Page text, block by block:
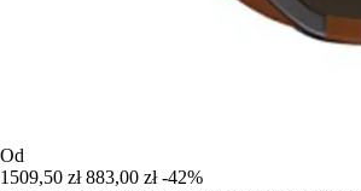
Od
1509,50 zł 883,00 zł -42%